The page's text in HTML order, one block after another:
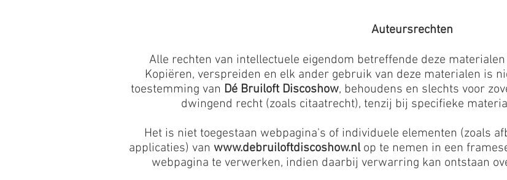
Auteursrechten
Alle rechten van intellectuele eigendom betreffende deze
Kopiëren, verspreiden en elk ander gebruik van deze materialen is
toestemming van Dé Bruiloft Discoshow, behoudens en slechts voor
dwingend recht (zoals citaatrecht), tenzij bij specifieke
Het is niet toegestaan webpagina's of individuele elementen (zoals
applicaties) van www.debruiloftdiscoshow.nlop te nemen in een
webpagina te verwerken, indien daarbij verwarring kan ontstaan